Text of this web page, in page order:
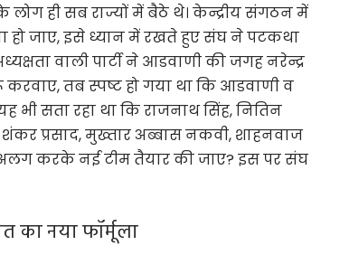
ही सब राज्यों में बैठे थे। केन्द्रीय संगठन में
हो जाए, इसे ध्यान में रखते हुए संघ ने पटकथा
वाली पार्टी ने आडवाणी की जगह नरेन्द्र
करवाए, तब स्पष्ट हो गया था कि आडवाणी व
भी सता रहा था कि राजनाथ सिंह, नितिन
शंकर प्रसाद, मुख्तार अब्बास नकवी, शाहनवाज
करके नई टीम तैयार की जाए? इस पर संघ
का नया फॉर्मूला